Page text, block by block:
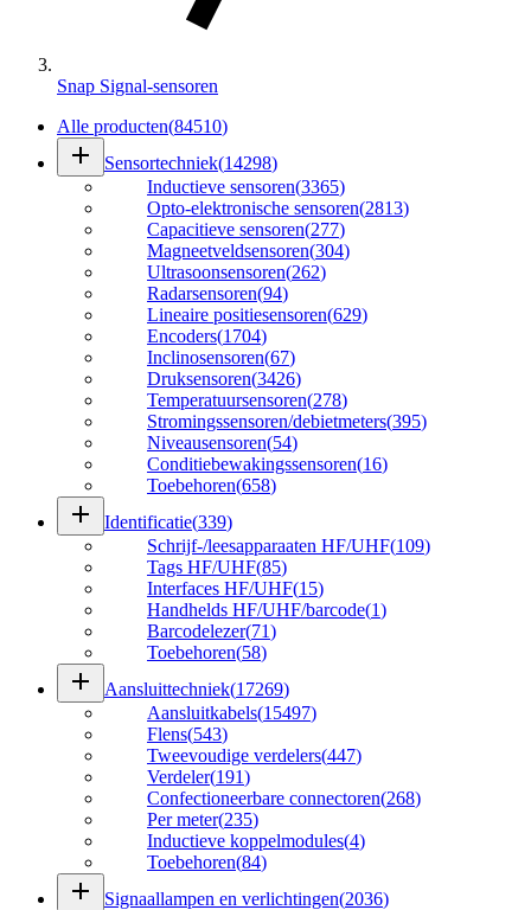
Snap Signal-sensoren
Alle producten(84510)
add Sensortechniek(14298)
Inductieve sensoren(3365)
Opto-elektronische sensoren(2813)
Capacitieve sensoren(277)
Magneetveldsensoren(304)
Ultrasoonsensoren(262)
Radarsensoren(94)
Lineaire positiesensoren(629)
Encoders(1704)
Inclinosensoren(67)
Druksensoren(3426)
Temperatuursensoren(278)
Stromingssensoren/debietmeters(395)
Niveausensoren(54)
Conditiebewakingssensoren(16)
Toebehoren(658)
add Identificatie(339)
Schrijf-/leesapparaaten HF/UHF(109)
Tags HF/UHF(85)
Interfaces HF/UHF(15)
Handhelds HF/UHF/barcode(1)
Barcodelezer(71)
Toebehoren(58)
add Aansluittechniek(17269)
Aansluitkabels(15497)
Flens(543)
Tweevoudige verdelers(447)
Verdeler(191)
Confectioneerbare connectoren(268)
Per meter(235)
Inductieve koppelmodules(4)
Toebehoren(84)
add Signaallampen en verlichtingen(2036)